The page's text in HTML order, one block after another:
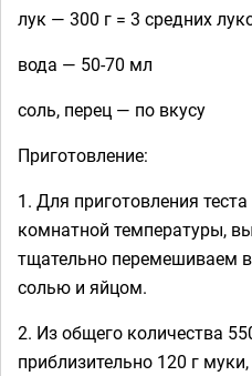
лук — 300 г = 3 средних
вода — 50-70 мл
соль, перец — по вкусу
Приготовление:
1. Для приготовления
комнатной температуры,
тщательно перемешиваем
солью и яйцом.
2. Из общего количества
приблизительно 120 г